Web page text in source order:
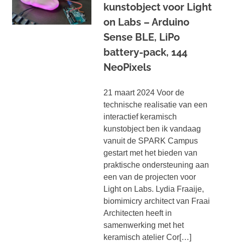
kunstobject voor Light
on Labs – Arduino
Sense BLE, LiPo
battery-pack, 144
NeoPixels
21 maart 2024 Voor de
technische realisatie van een
interactief keramisch
kunstobject ben ik vandaag
vanuit de SPARK Campus
gestart met het bieden van
praktische ondersteuning aan
een van de projecten voor
Light on Labs. Lydia Fraaije,
biomimicry architect van Fraai
Architecten heeft in
samenwerking met het
keramisch atelier Cor[…]